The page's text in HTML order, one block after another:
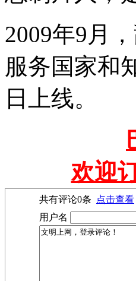
2009年9月
服务国家和
日上线。
欢迎
共有评论0条
点击查看
用户名